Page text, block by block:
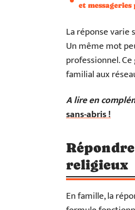
et
La réponse varie
Un même mot
professionnel.
familial aux
A lire en
sans-abris !
religieux
En famille, la